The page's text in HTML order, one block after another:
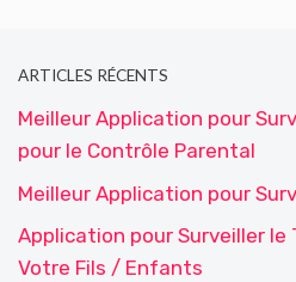
ARTICLES RÉCENTS
Meilleur Application pour
pour le Contrôle Parental
Meilleur Application pour
Application pour Surveiller le
Votre Fils / Enfants